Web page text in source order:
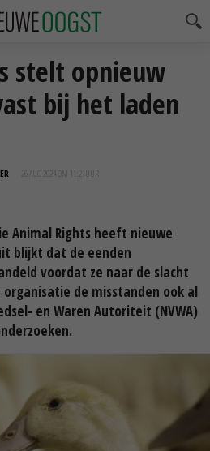
stelt opnieuw
bij het laden
26 AUG 2024 OM 11:21
Animal Rights heeft nieuwe
blijkt dat de eenden
voordat ze naar de slacht
de misstanden ook al
en Waren Autoriteit (NVWA)